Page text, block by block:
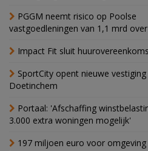
PGGM neemt risico op Poolse
vastgoedleningen van 1,1 mrd over
Impact Fit sluit
SportCity opent nieuwe vestiging
Doetinchem
Portaal: 'Afschaffing
3.000 extra woningen mogelijk'
197 miljoen euro voor omgeving